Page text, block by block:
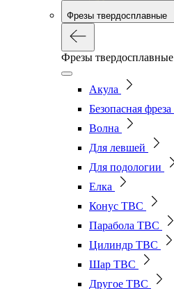
Фрезы твердосплавные
Фрезы твердосплавные
Акула
Безопасная фреза
Волна
Для левшей
Для подологии
Елка
Конус ТВС
Парабола ТВС
Цилиндр ТВС
Шар ТВС
Другое ТВС